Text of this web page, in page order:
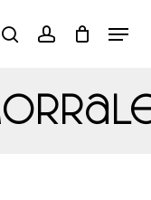
search accountMenu